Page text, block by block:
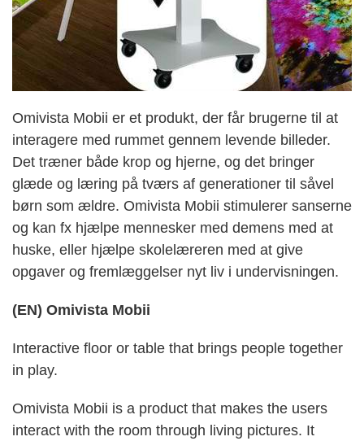
Omivista Mobii er et produkt, der får brugerne til at
interagere med rummet gennem levende billeder.
Det træner både krop og hjerne, og det bringer
glæde og læring på tværs af generationer til såvel
børn som ældre. Omivista Mobii stimulerer sanserne
og kan fx hjælpe mennesker med demens med at
huske, eller hjælpe skolelæreren med at give
opgaver og fremlæggelser nyt liv i undervisningen.
(EN) Omivista Mobii
Interactive floor or table that brings people together
in play.
Omivista Mobii is a product that makes the users
interact with the room through living pictures. It